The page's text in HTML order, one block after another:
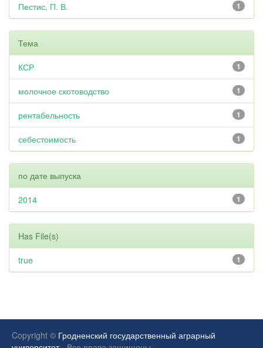
1
Пестис, П. В.
Тема
1
КСР
1
молочное скотоводство
1
рентабельность
1
себестоимость
по дате выпуска
1
2014
Has File(s)
1
true
Copyright © Гродненский государственный аграрный